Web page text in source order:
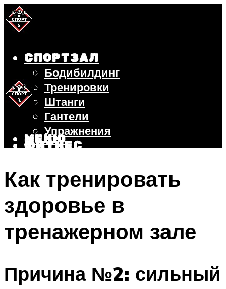
СПОРТЗАЛ
Бодибилдинг
Тренировки
Штанги
Гантели
Упражнения
ФИТНЕС
ВЕЛОСИПЕД
ПОХУДЕНИЕ
МЕНЮ
МЕНЮ
Как тренировать
здоровье в
тренажерном зале
Причина №2: сильный